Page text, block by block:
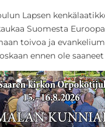
Lapsen
Suomesta
toivoa ja
ennen ole